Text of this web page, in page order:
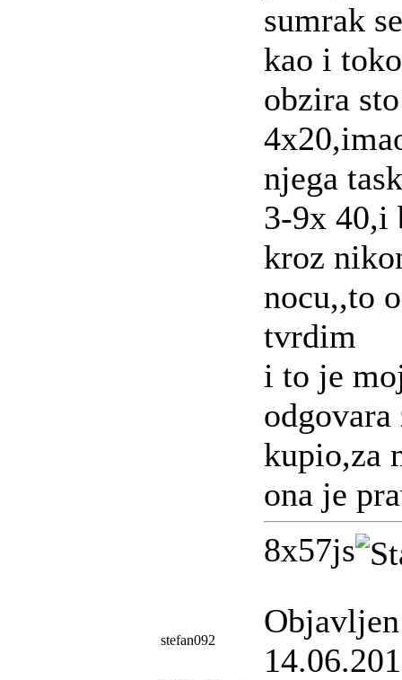
sumrak
kao i
obzira
njega
3-9x 40,i
kroz
nocu,,to
tvrdim
i to je
kupio,za
ona je
8x57js
stefan092
Objavljen